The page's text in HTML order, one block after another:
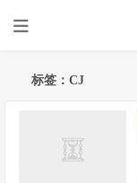
标签：CJ